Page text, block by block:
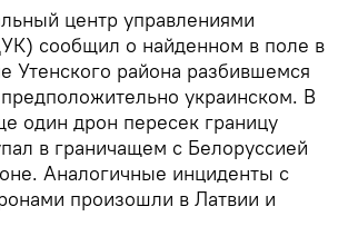
центр управлениями
сообщил о найденном в поле в
Утенского района разбившемся
украинском. В
один дрон пересек границу
в граничащем с Белоруссией
Аналогичные инциденты с
произошли в Латвии и